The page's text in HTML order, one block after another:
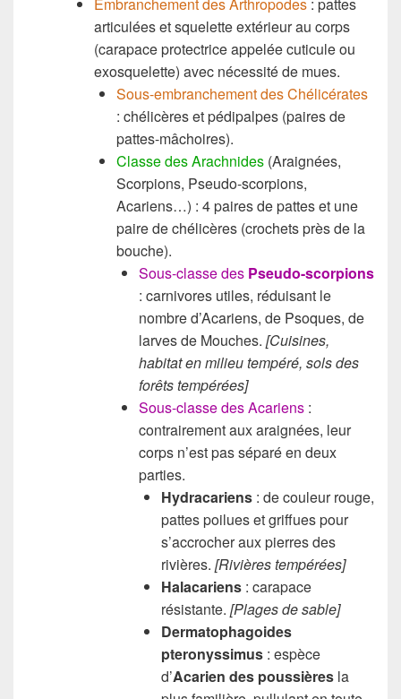
articulées et squelette extérieur au corps
(carapace protectrice appelée cuticule ou
exosquelette) avec nécessité de mues.
Sous-embranchement des Chélicérates
: chélicères et pédipalpes (paires de
pattes-mâchoires).
Classe des Arachnides (Araignées,
Scorpions, Pseudo-scorpions,
Acariens…) : 4 paires de pattes et une
paire de chélicères (crochets près de la
bouche).
Sous-classe des Pseudo-scorpions
: carnivores utiles, réduisant le
nombre d’Acariens, de Psoques, de
larves de Mouches. [Cuisines,
habitat en milieu tempéré, sols des
forêts tempérées]
Sous-classe des Acariens :
contrairement aux araignées, leur
corps n’est pas séparé en deux
parties.
Hydracariens : de couleur rouge,
pattes poilues et griffues pour
s’accrocher aux pierres des
rivières. [Rivières tempérées]
Halacariens : carapace
résistante. [Plages de sable]
Dermatophagoides
pteronyssimus : espèce
d’Acarien des poussières la